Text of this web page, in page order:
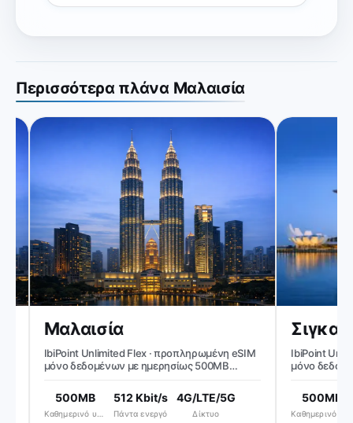
Περισσότερα πλάνα Μαλαισία
Μαλαισία
IbiPoint Unlimited Flex · προπληρωμένη eSIM
μόνο δεδομένων με ημερησίως 500MB
μειωμένη ταχύτητα σε ~512 Kbit/s*
500MB
Καθημερινό υψηλής ταχύτητας
512 Kbit/s
Πάντα ενεργό
4G/LTE/5G
Δίκτυο
IbiPoint
μόνο
μειωμένη
500MB
Καθημερινό υψηλής ταχύτητας